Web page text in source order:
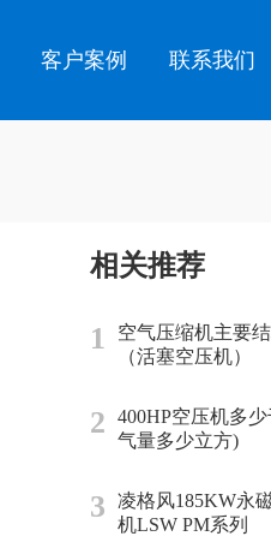
客户案例 联系我们
相关推荐
1
空气压缩机主要
（活塞空压机）
2
400HP空压机多
气量多少立方)
3
凌格风185KW永
机LSW PM系列